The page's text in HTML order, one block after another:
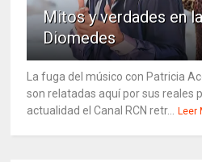
Mitos y verdades en
Diomedes
La fuga del músico con Patricia
son relatadas aquí por sus reales
actualidad el Canal RCN retr... Leer